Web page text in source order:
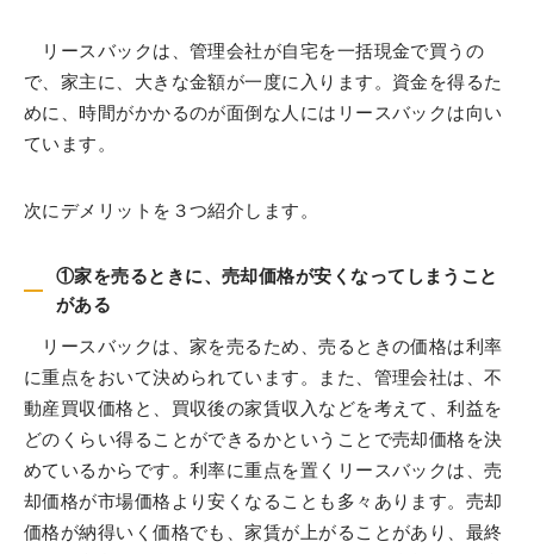
リースバックは、管理会社が自宅を一括現金で買うの
で、家主に、大きな金額が一度に入ります。資金を得るた
めに、時間がかかるのが面倒な人にはリースバックは向い
ています。
次にデメリットを３つ紹介します。
①家を売るときに、売却価格が安くなってしまうこと
がある
リースバックは、家を売るため、売るときの価格は利率
に重点をおいて決められています。また、管理会社は、不
動産買収価格と、買収後の家賃収入などを考えて、利益を
どのくらい得ることができるかということで売却価格を決
めているからです。利率に重点を置くリースバックは、売
却価格が市場価格より安くなることも多々あります。売却
価格が納得いく価格でも、家賃が上がることがあり、最終